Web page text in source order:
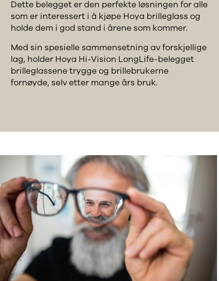
Dette belegget er den perfekte løsningen for alle
som er interessert i å kjøpe Hoya brilleglass og
holde dem i god stand i årene som kommer.
Med sin spesielle sammensetning av forskjellige
lag, holder Hoya Hi-Vision LongLife-belegget
brilleglassene trygge og brillebrukerne
fornøyde, selv etter mange års bruk.